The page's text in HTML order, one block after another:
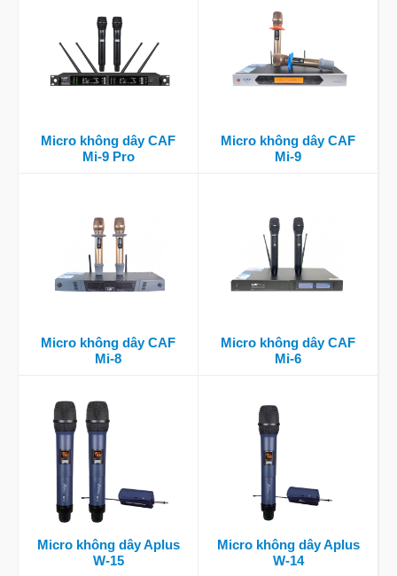
Micro không dây CAF
Mi-9 Pro
Micro không dây CAF
Mi-9
Micro không dây CAF
Mi-8
Micro không dây CAF
Mi-6
Micro không dây Aplus
W-15
Micro không dây Aplus
W-14